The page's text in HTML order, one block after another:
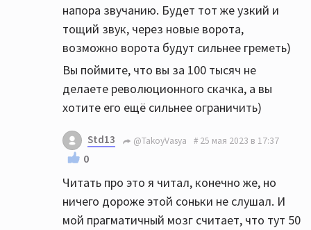
напора звучанию. Будет тот же узкий и
тощий звук, через новые ворота,
возможно ворота будут сильнее греметь)
Вы поймите, что вы за 100 тысяч не
делаете революционного скачка, а вы
хотите его ещё сильнее ограничить)
Std13 @TakoyVasya 25 мая 2023 в 17:37
0
Читать про это я читал, конечно же, но
ничего дороже этой соньки не слушал. И
мой прагматичный мозг считает, что тут 50